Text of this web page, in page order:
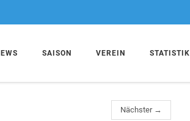
SAISON VEREIN STATISTIK
Nächster →